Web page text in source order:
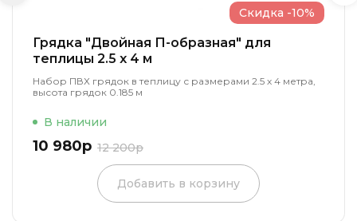
Грядка "Двойная П-образная" для
теплицы 2.5 x 4 м
Набор ПВХ грядок в теплицу с размерами 2.5 х 4 метра,
высота грядок 0.185 м
В наличии
10 980р 12 200р
Скидка -10%
Добавить в корзину